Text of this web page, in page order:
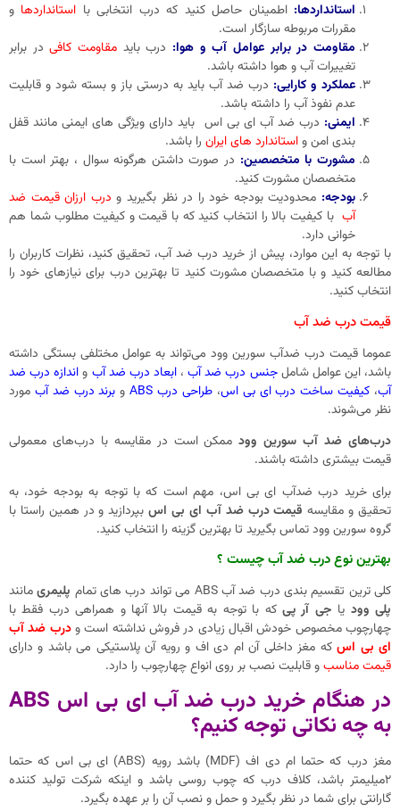
استانداردها: اطمینان حاصل کنید که درب انتخابی با استانداردها و
مقررات مربوطه سازگار است.
مقاومت در برابر عوامل آب و هوا: درب باید مقاومت کافیدر برابر
تغییرات آب و هوا داشته باشد.
عملکرد و کارایی: درب ضد آب باید به درستی باز و بسته شود و قابلیت
عدم نفوذ آب را داشته باشد.
ایمنی: درب ضد آب ای بی اس باید دارای ویژگی ‌های ایمنی مانند قفل
‌بندی امن واستاندارد های ایران را باشد.
مشورت با متخصصین: در صورت داشتن هرگونه سوال ، بهتر است با
متخصصان مشورت کنید.
بودجه: محدودیت بودجه خود را در نظر بگیرید و درب ارزان قیمت ضد
آب با کیفیت بالا را انتخاب کنید که با قیمت و کیفیت مطلوب شما هم
خوانی دارد.
با توجه به این موارد، پیش از خرید درب ضد آب، تحقیق کنید، نظرات کاربران را
مطالعه کنید و با متخصصان مشورت کنید تا بهترین درب برای نیازهای خود را
انتخاب کنید.
قیمت درب ضد آب
عموما قیمت درب ضدآب سورین وود می‌تواند به عوامل مختلفی بستگی داشته
باشد، این عوامل شاملجنس درب ضد آب،ابعاد درب ضد آب واندازه درب ضد
آب، کیفیت ساخت درب ای بی اس،طراحی درب ABS و برند درب ضد آب مورد
نظر می‌شوند.
درب‌های ضد آب سورین وودممکن است در مقایسه با درب‌های معمولی
قیمت بیشتری داشته باشند.
برای خرید درب ضدآب ای بی اس، مهم است که با توجه به بودجه خود، به
تحقیق و مقایسه قیمت‌ درب ضد آب ای بی اسبپردازید و در همین راستا با
گروه سورین وود تماس بگیرید تا بهترین گزینه را انتخاب کنید.
بهترین نوع درب ضد آب چیست ؟
کلی ترین تقسیم بندی درب ضد آب ABS می تواند درب های تمام پلیمریمانند
پلی وود یا جی آر پی که با توجه به قیمت بالا آنها و همراهی درب فقط با
چهارچوب مخصوص خودش اقبال زیادی در فروش نداشته است ودرب ضد آب
ای بی اسکه مغز داخلی آن ام دی اف و رویه آن پلاستیکی می باشد و دارای
قیمت مناسبو قابلیت نصب بر روی انواع چهارچوب را دارد.
در هنگام خرید درب ضد آب ای بی اس ABS
به چه نکاتی توجه کنیم؟
مغز درب که حتما ام دی اف (MDF) باشد رویه (ABS) ای بی اس که حتما
2میلیمتر باشد، کلاف درب که چوب روسی باشد و اینکه شرکت تولید کننده
گارانتی برای شما در نظر بگیرد و حمل و نصب آن را بر عهده بگیرد.